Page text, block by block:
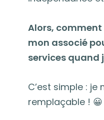
Alors,
mon associé
services quand
C’est simple : je
remplaçable ! 😀